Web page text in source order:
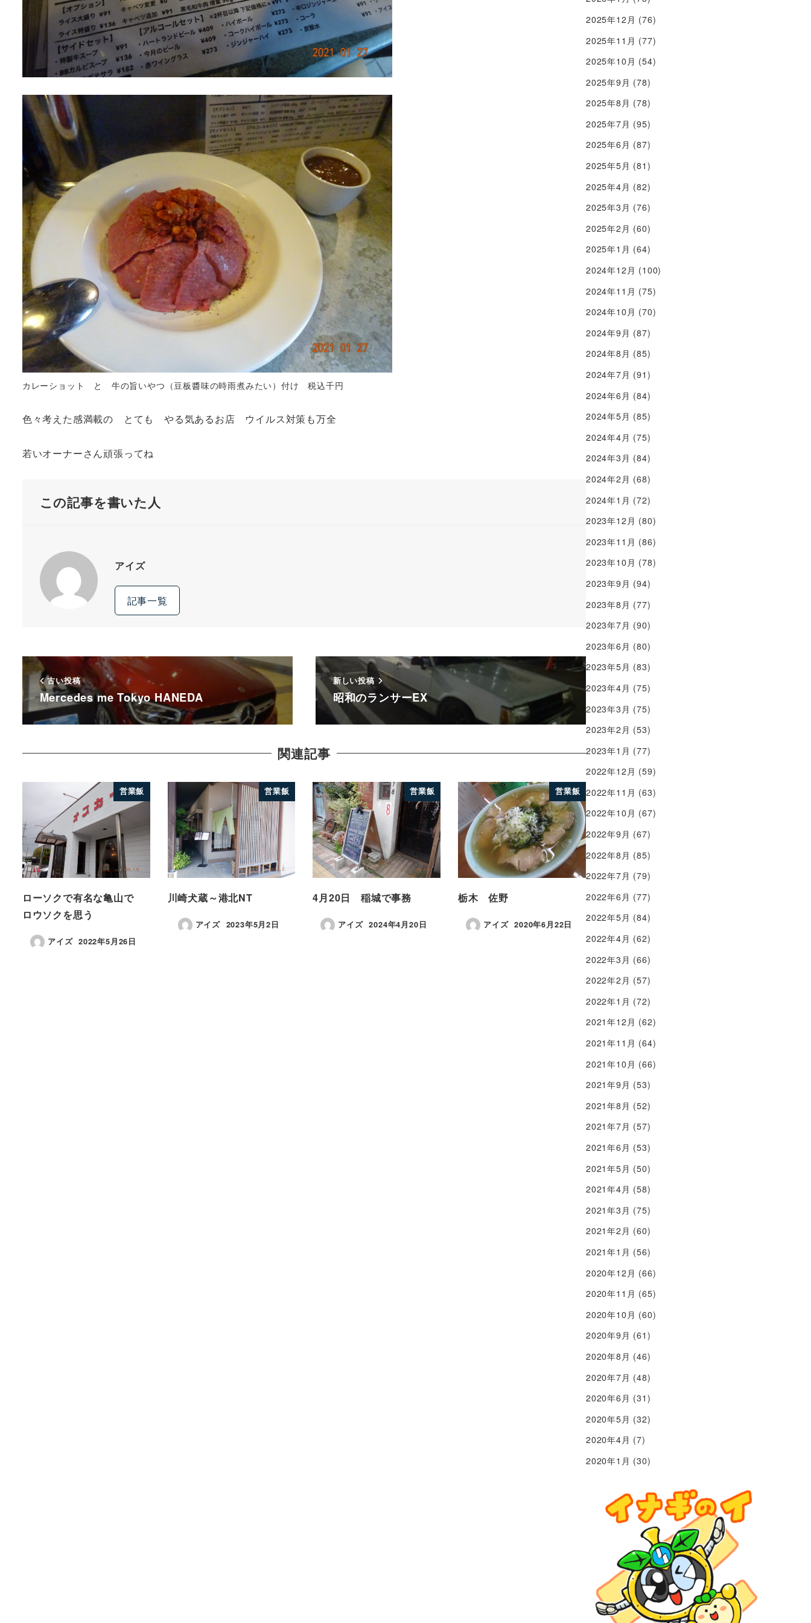
カレーショット と 牛の旨いやつ（豆板醬味の時雨煮みたい）付け 税込千円
色々考えた感満載の とても やる気あるお店 ウイルス対策も万全
若いオーナーさん頑張ってね
この記事を書いた人
アイズ
記事一覧
古い投稿
Mercedes me Tokyo HANEDA
新しい投稿
昭和のランサーEX
関連記事
営業飯
ローソクで有名な亀山で
ロウソクを思う
アイズ 2022年5月26日
営業飯
川崎犬蔵～港北NT
アイズ 2023年5月2日
営業飯
4月20日 稲城で事務
アイズ 2024年4月20日
営業飯
栃木 佐野
アイズ 2020年6月22日
2025年12月 (76)
2025年11月 (77)
2025年10月 (54)
2025年9月 (78)
2025年8月 (78)
2025年7月 (95)
2025年6月 (87)
2025年5月 (81)
2025年4月 (82)
2025年3月 (76)
2025年2月 (60)
2025年1月 (64)
2024年12月 (100)
2024年11月 (75)
2024年10月 (70)
2024年9月 (87)
2024年8月 (85)
2024年7月 (91)
2024年6月 (84)
2024年5月 (85)
2024年4月 (75)
2024年3月 (84)
2024年2月 (68)
2024年1月 (72)
2023年12月 (80)
2023年11月 (86)
2023年10月 (78)
2023年9月 (94)
2023年8月 (77)
2023年7月 (90)
2023年6月 (80)
2023年5月 (83)
2023年4月 (75)
2023年3月 (75)
2023年2月 (53)
2023年1月 (77)
2022年12月 (59)
2022年11月 (63)
2022年10月 (67)
2022年9月 (67)
2022年8月 (85)
2022年7月 (79)
2022年6月 (77)
2022年5月 (84)
2022年4月 (62)
2022年3月 (66)
2022年2月 (57)
2022年1月 (72)
2021年12月 (62)
2021年11月 (64)
2021年10月 (66)
2021年9月 (53)
2021年8月 (52)
2021年7月 (57)
2021年6月 (53)
2021年5月 (50)
2021年4月 (58)
2021年3月 (75)
2021年2月 (60)
2021年1月 (56)
2020年12月 (66)
2020年11月 (65)
2020年10月 (60)
2020年9月 (61)
2020年8月 (46)
2020年7月 (48)
2020年6月 (31)
2020年5月 (32)
2020年4月 (7)
2020年1月 (30)